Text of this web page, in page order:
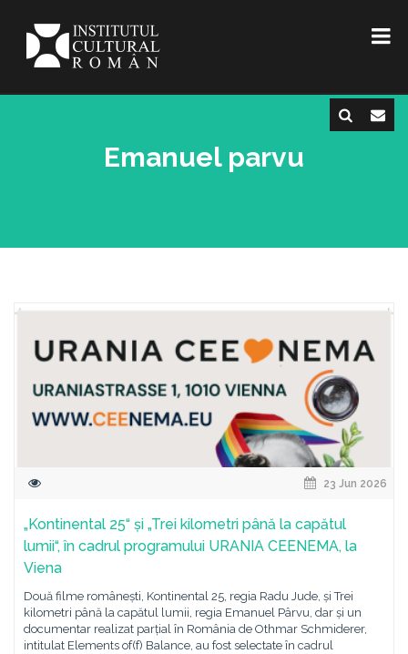
Emanuel parvu
23 Jun 2026
„Kontinental 25“ și „Trei kilometri până la capătul
lumii“, în cadrul programului URANIA CEENEMA, la
Viena
Două filme românești, Kontinental 25, regia Radu Jude, și Trei
kilometri până la capătul lumii, regia Emanuel Pârvu, dar și un
documentar realizat parțial în România de Othmar Schmiderer,
intitulat Elements of(f) Balance, au fost selectate în cadrul